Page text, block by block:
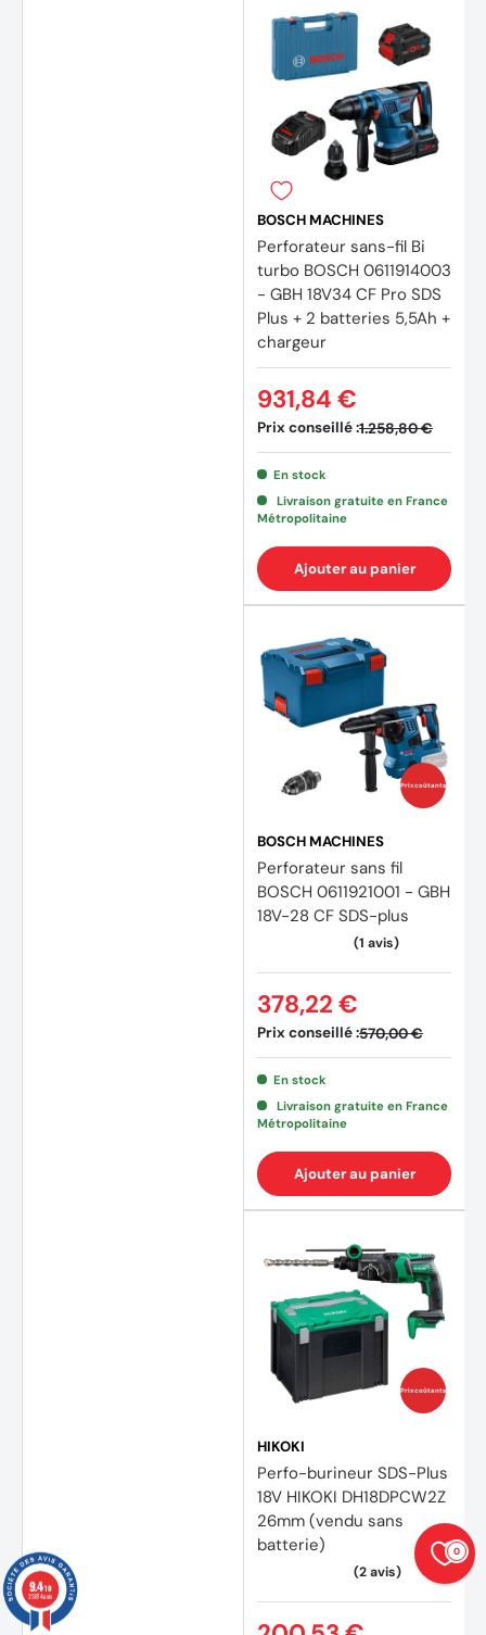
BOSCH MACHINES
Perforateur sans-fil Bi
turbo BOSCH 0611914003
- GBH 18V34 CF Pro SDS
Plus + 2 batteries 5,5Ah +
chargeur
Prix conseillé :1.258,80 €
931,84 €
En stock
Livraison gratuite en France
Métropolitaine
Ajouter au panier
Prix coûtants
BOSCH MACHINES
Perforateur sans fil
BOSCH 0611921001 - GBH
18V-28 CF SDS-plus
Prix conseillé :570,00 €
378,22 €
En stock
Livraison gratuite en France
Métropolitaine
Ajouter au panier
Prix coûtants
HIKOKI
Perfo-burineur SDS-Plus
18V HIKOKI DH18DPCW2Z
26mm (vendu sans
batterie)
0
9.4/10
23874 avis